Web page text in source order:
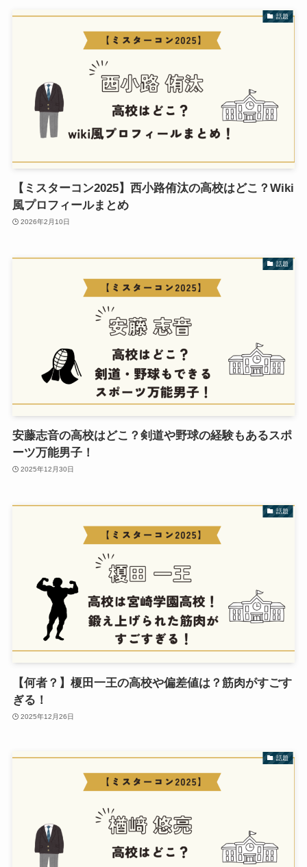
話題
【ミスターコン2025】西小路侑汰の高校はどこ？Wiki
風プロフィールまとめ
2026年2月10日
話題
安藤志音の高校はどこ？剣道や野球の経験もあるスポ
ーツ万能男子！
2025年12月30日
話題
【何者？】榎田一王の高校や偏差値は？筋肉がすごす
ぎる！
2025年12月26日
話題